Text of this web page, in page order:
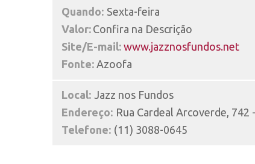
Quando: Sexta-feira
Valor: Confira na Descrição
Site/E-mail: www.jazznosfundos.net
Fonte: Azoofa
Local: Jazz nos Fundos
Endereço: Rua Cardeal Arcoverde, 742
Telefone: (11) 3088-0645